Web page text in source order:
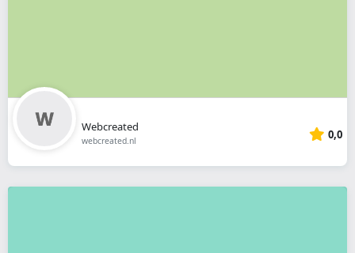
Webcreated
webcreated.nl 0,0